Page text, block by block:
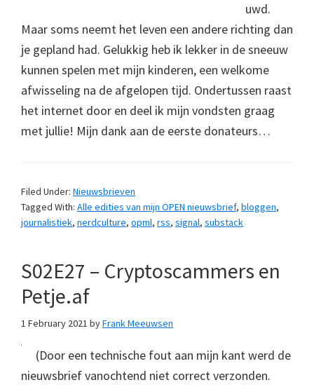
uwd.
Maar soms neemt het leven een andere richting dan
je gepland had. Gelukkig heb ik lekker in de sneeuw
kunnen spelen met mijn kinderen, een welkome
afwisseling na de afgelopen tijd. Ondertussen raast
het internet door en deel ik mijn vondsten graag
met jullie! Mijn dank aan de eerste donateurs…
Filed Under: Nieuwsbrieven
Tagged With: Alle edities van mijn OPEN nieuwsbrief, bloggen,
journalistiek, nerdculture, opml, rss, signal, substack
S02E27 – Cryptoscammers en
Petje.af
1 February 2021 byFrank Meeuwsen
(Door een technische fout aan mijn kant werd de
nieuwsbrief vanochtend niet correct verzonden.